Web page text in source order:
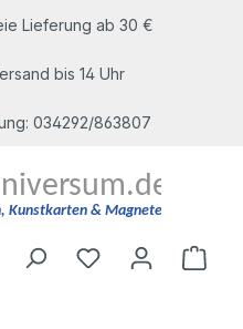
Lieferung ab 30 €
bis 14 Uhr
034292/863807
Du hast 0